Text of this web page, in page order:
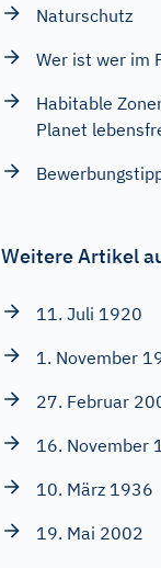
Naturschutz
Wer ist wer im
Habitable
Planet
Weitere Artikel
11. Juli 1920
1. November
27. Februar
16. November
10. März 1936
19. Mai 2002